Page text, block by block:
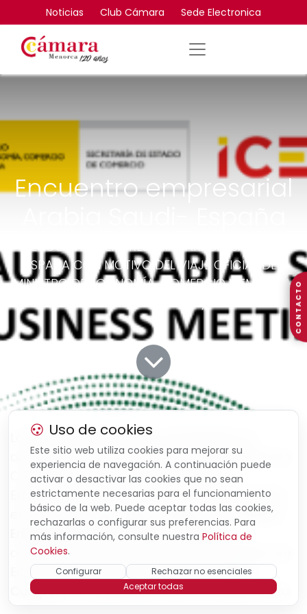
Noticias Club Cámara Sede Electronica
Encuentro empresarial
ENCUENTRO EMPRESARIAL ARABIA SAUDI –
ESPAÑA CON MOTIVO DEL VIAJE OFICIAL DEL
MINISTRO DE ECONOMÍA, COMERCIO Y EMPRESA,
La Cámara de Comercio de España, en
colaboración con la Secretaría de Estado de
Comercio a través de ICEX España
Exportación e Inversiones y la CEOE, organiza
el próximo 22 de mayo en RiadunEncuentro
Empresarial Arabia Saudí - España,
coincidiendo con el viaje oficial del Ministro de
Economía, Comercio y Empresa,Carlos
Cuerpo, y la celebración de la Comisión Mixta.
Uso de cookies
Este sitio web utiliza cookies para mejorar su
experiencia de navegación. A continuación puede
activar o desactivar las cookies que no sean
estrictamente necesarias para el funcionamiento
básico de la web. Puede aceptar todas las cookies,
rechazarlas o configurar sus preferencias. Para
más información, consulte nuestra Política de
Cookies.
Configurar
Rechazar no esenciales
Aceptar todas
CONTACTO